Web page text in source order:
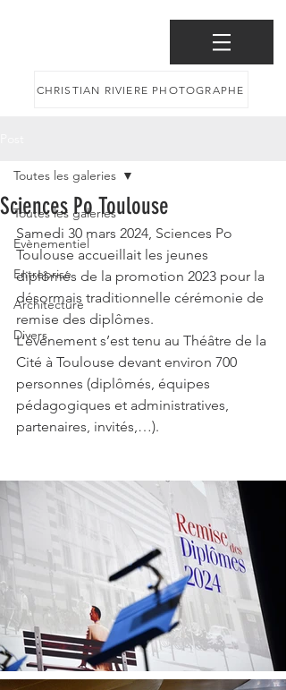
CHRISTIAN RIVIERE PHOTOGRAPHE
Toutes les galeries
Evènementiel
Entreprise
Architecture
Divers
Toutes les galeries
Sciences Po Toulouse
Samedi 30 mars 2024, Sciences Po
Toulouse accueillait les jeunes
diplômés de la promotion 2023 pour la
désormais traditionnelle cérémonie de
remise des diplômes.
L’événement s’est tenu au Théâtre de la
Cité à Toulouse devant environ 700
personnes (diplômés, équipes
pédagogiques et administratives,
partenaires, invités,…).